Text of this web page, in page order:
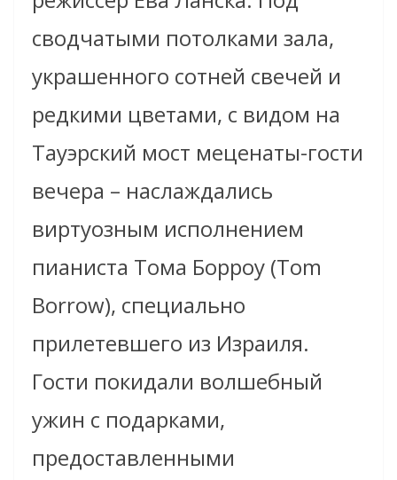
сводчатыми потолками зала,
украшенного сотней свечей и
редкими цветами, с видом на
Тауэрский мост меценаты-гости
вечера – наслаждались
виртуозным исполнением
пианиста Тома Борроу (Tom
Borrow), специально
прилетевшего из Израиля.
Гости покидали волшебный
ужин с подарками,
предоставленными